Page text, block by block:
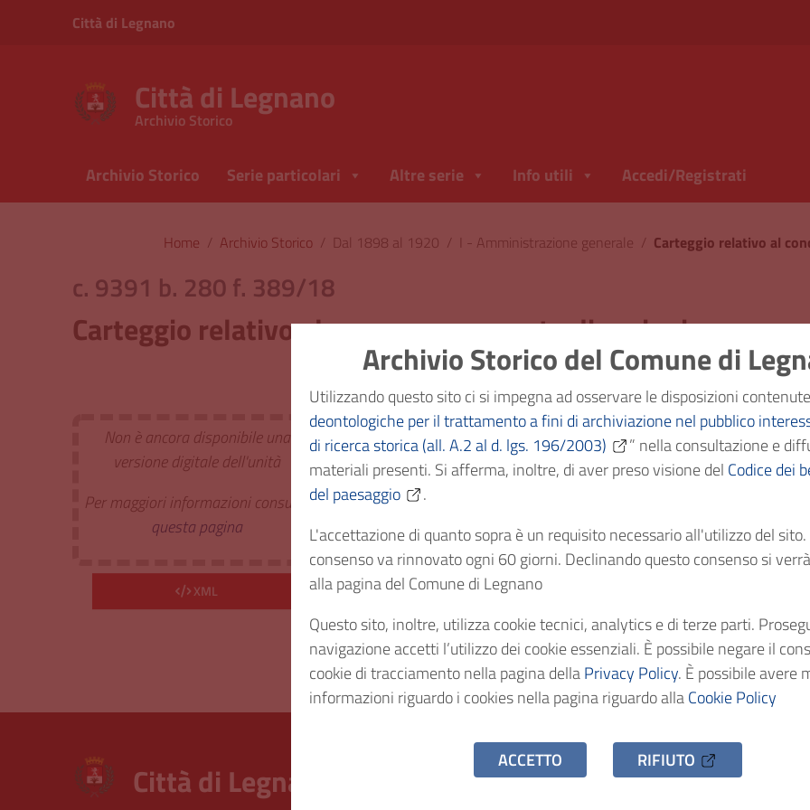
Archivio Storico del Comune di
Utilizzando questo sito ci si impegna ad osservare le disposizioni
deontologiche per il trattamento a fini di archiviazione nel pubblico
di ricerca storica (all. A.2 al d. lgs. 196/2003)
” nella consultazione e
materiali presenti. Si afferma, inoltre, di aver preso visione del Codice dei
del paesaggio
.
L'accettazione di quanto sopra è un requisito necessario all'utilizzo del
consenso va rinnovato ogni 60 giorni. Declinando questo consenso si
alla pagina del Comune di Legnano
Questo sito, inoltre, utilizza cookie tecnici, analytics e di terze parti.
navigazione accetti l’utilizzo dei cookie essenziali. È possibile negare il
cookie di tracciamento nella pagina dellaPrivacy Policy. È possibile avere
informazioni riguardo i cookies nella pagina riguardo allaCookie Policy
ACCETTO RIFIUTO
Vai ai contenuti
Vai al menu di navigazione
Città di Legnano
Città di Legnano
Archivio Storico
Archivio Storico Serie particolari Altre serie Info utili Accedi/Registrati
Home / Archivio Storico / Dal 1898 al 1920 / I - Amministrazione generale /
c. 9391 b. 280 f. 389/18
Carteggio relativo al concorso per posto di ragioniere capo
Non è ancora disponibile una
versione digitale dell'unità
Per maggiori informazioni consulta
questa pagina
XML
Classificazione I -
Estr. Cronologici 1905
Cod. Identificativo
Consistenza 1 fascicolo
Diritto d'accesso Uso pubblico
Città di Legnano – Archivio Storico